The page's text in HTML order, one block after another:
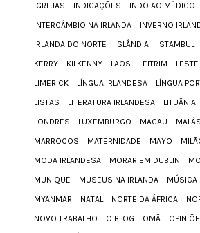
IGREJAS
INDICAÇÕES INDO AO MÉDICO
INTERCÂMBIO NA IRLANDA
INVERNO
IRLANDA DO NORTE
ISLÂNDIA ISTAMBUL
KERRY
KILKENNY LAOS LEITRIM
LIMERICK
LÍNGUA IRLANDESA LÍNGUA
LISTAS
LITERATURA IRLANDESA LITUÂNIA
LONDRES
LUXEMBURGO MACAU
MARROCOS
MATERNIDADE MAYO
MODA IRLANDESA
MORAR EM DUBLIN
MUNIQUE
MUSEUS NA IRLANDA
MÚSICA
MYANMAR
NATAL NORTE DA ÁFRICA
NOVO TRABALHO
O BLOG OMÃ